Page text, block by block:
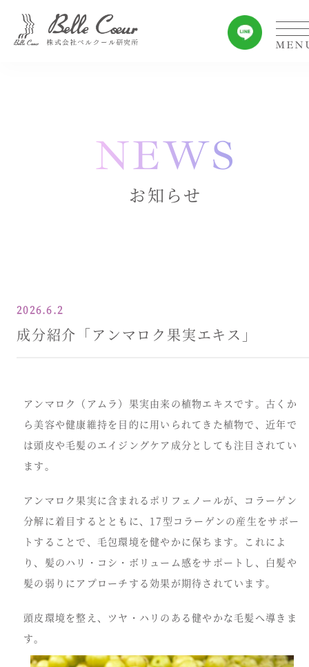
NEWS
お知らせ
2026.6.2
成分紹介「アンマロク果実エキス」
アンマロク（アムラ）果実由来の植物エキスです。古くか
ら美容や健康維持を目的に用いられてきた植物で、近年で
は頭皮や毛髪のエイジングケア成分としても注目されてい
ます。
アンマロク果実に含まれるポリフェノールが、コラーゲン
分解に着目するとともに、17型コラーゲンの産生をサポー
トすることで、毛包環境を健やかに保ちます。これによ
り、髪のハリ・コシ・ボリューム感をサポートし、白髪や
髪の弱りにアプローチする効果が期待されています。
頭皮環境を整え、ツヤ・ハリのある健やかな毛髪へ導きま
す。